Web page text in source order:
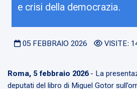
e crisi della democrazia.
05 FEBBRAIO 2026 VISITE:
Roma, 5 febbraio 2026- La
deputati del libro di Miguel Gotor